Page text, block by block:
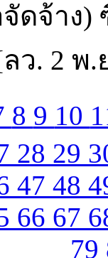
ดจ้าง
ว. 2 พ
8 9 10
28 29
47 48
66 67
79